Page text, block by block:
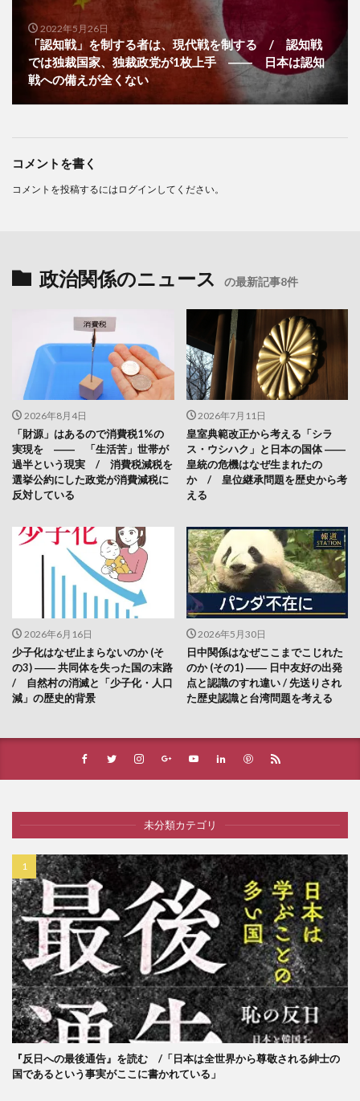
2022年5月26日
「認知戦」を制する者は、現代戦を制する / 認知戦
では独裁国家、独裁政党が1枚上手 ―― 日本は認知
戦への備えが全くない
コメントを書く
コメントを投稿するには ログイン してください。
政治関係のニュース の最新記事8件
2026年8月4日
「財源」はあるので消費税1%の
実現を ―― 「生活苦」世帯が
過半という現実 / 消費税減税を
選挙公約にした政党が消費減税に
反対している
2026年7月11日
皇室典範改正から考える「シラ
ス・ウシハク」と日本の国体 ――
皇統の危機はなぜ生まれたの
か / 皇位継承問題を歴史から考
える
2026年6月16日
少子化はなぜ止まらないのか (そ
の3) ―― 共同体を失った国の末路
/ 自然村の消滅と「少子化・人口
減」の歴史的背景
2026年5月30日
日中関係はなぜここまでこじれた
のか (その1) ―― 日中友好の出発
点と認識のすれ違い / 先送りされ
た歴史認識と台湾問題を考える
未分類カテゴリ
『反日への最後通告』を読む /「日本は全世界から尊敬される紳士の
国であるという事実がここに書かれている」